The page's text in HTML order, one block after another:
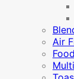
Air